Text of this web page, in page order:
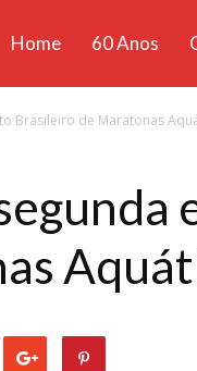
Home 60 Anos
Brasileiro de Maratonas